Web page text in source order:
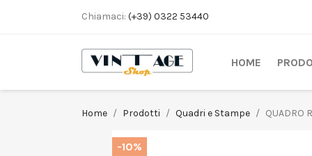
Chiamaci: (+39) 0322 53440
HOME
Home Prodotti Quadri e Stampe QUADRO
-10%